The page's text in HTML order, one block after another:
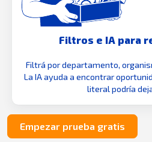
Filtros e IA para
Filtrá por departamento,
La IA ayuda a encontrar
literal podría
Empezar prueba gratis